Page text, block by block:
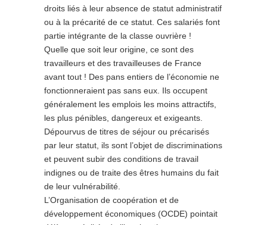
droits liés à leur absence de statut administratif
ou à la précarité de ce statut. Ces salariés font
partie intégrante de la classe ouvrière !
Quelle que soit leur origine, ce sont des
travailleurs et des travailleuses de France
avant tout ! Des pans entiers de l’économie ne
fonctionneraient pas sans eux. Ils occupent
généralement les emplois les moins attractifs,
les plus pénibles, dangereux et exigeants.
Dépourvus de titres de séjour ou précarisés
par leur statut, ils sont l’objet de discriminations
et peuvent subir des conditions de travail
indignes ou de traite des êtres humains du fait
de leur vulnérabilité.
L’Organisation de coopération et de
développement économiques (OCDE) pointait